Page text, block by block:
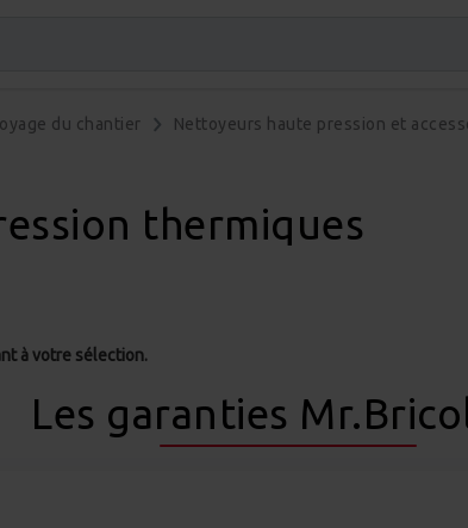
du chantier Nettoyeurs haute pression et
thermiques
à votre sélection.
Les garanties